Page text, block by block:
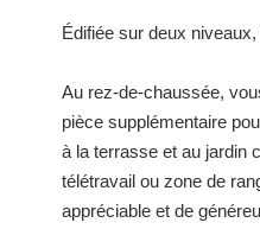
Édifiée sur deux
Au rez-de-chaussée,
pièce supplémentaire
à la terrasse et au jardin
télétravail ou zone de
appréciable et de